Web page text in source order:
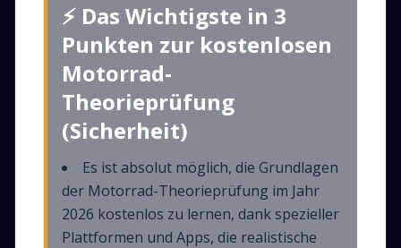
⚡ Das Wichtigste in 3
Punkten zur kostenlosen
Motorrad-
Theorieprüfung
(Sicherheit)
Es ist absolut möglich, die Grundlagen
der Motorrad-Theorieprüfung im Jahr
2026 kostenlos zu lernen, dank spezieller
Plattformen und Apps, die realistische